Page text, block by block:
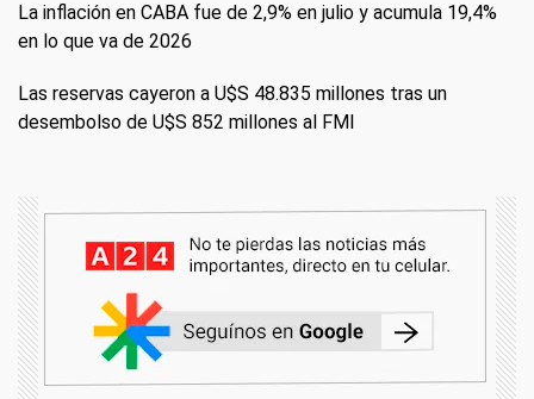
La inflación en CABA fue de 2,9% en julio y acumula 19,4%
en lo que va de 2026
Las reservas cayeron a U$S 48.835 millones tras un
desembolso de U$S 852 millones al FMI